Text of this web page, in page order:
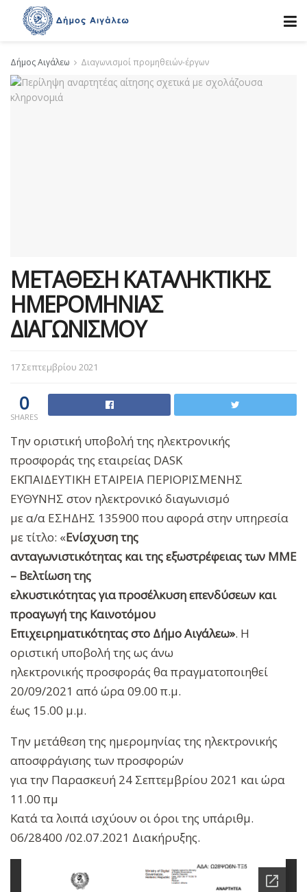
Δήμος Αιγάλεω Διαγωνισμοί προμηθειών-έργων
ΜΕΤΑΘΕΣΗ ΚΑΤΑΛΗΚΤΙΚΗΣ
ΗΜΕΡΟΜΗΝΙΑΣ
ΔΙΑΓΩΝΙΣΜΟΥ
17 Σεπτεμβρίου 2021
0
SHARES
Την οριστική υποβολή της ηλεκτρονικής
προσφοράς της εταιρείας DASK
ΕΚΠΑΙΔΕΥΤΙΚΗ ΕΤΑΙΡΕΙΑ ΠΕΡΙΟΡΙΣΜΕΝΗΣ
ΕΥΘΥΝΗΣ στον ηλεκτρονικό διαγωνισμό
με α/α ΕΣΗΔΗΣ 135900 που αφορά στην υπηρεσία
με τίτλο: «Ενίσχυση της
ανταγωνιστικότητας και της εξωστρέφειας των ΜΜΕ
– Βελτίωση της
ελκυστικότητας για προσέλκυση επενδύσεων και
προαγωγή της Καινοτόμου
Επιχειρηματικότητας στο Δήμο Αιγάλεω». Η
οριστική υποβολή της ως άνω
ηλεκτρονικής προσφοράς θα πραγματοποιηθεί
20/09/2021 από ώρα 09.00 π.μ.
έως 15.00 μ.μ.
Την μετάθεση της ημερομηνίας της ηλεκτρονικής
αποσφράγισης των προσφορών
για την Παρασκευή 24 Σεπτεμβρίου 2021 και ώρα
11.00 πμ
Κατά τα λοιπά ισχύουν οι όροι της υπ΄αριθμ.
06/28400 /02.07.2021 Διακήρυξης.